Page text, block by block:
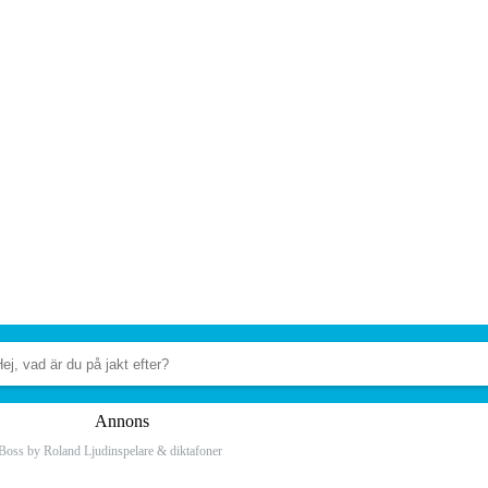
Annons
by Roland Ljudinspelare & diktafoner